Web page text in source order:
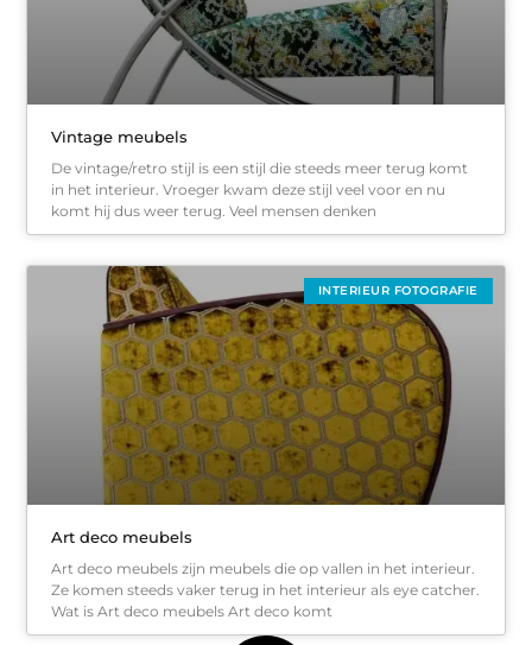
Vintage meubels
De vintage/retro stijl is een stijl die steeds meer terug komt
in het interieur. Vroeger kwam deze stijl veel voor en nu
komt hij dus weer terug. Veel mensen denken
INTERIEUR FOTOGRAFIE
Art deco meubels
Art deco meubels zijn meubels die op vallen in het interieur.
Ze komen steeds vaker terug in het interieur als eye catcher.
Wat is Art deco meubels Art deco komt